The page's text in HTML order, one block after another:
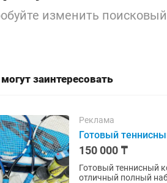
изменить
заинтересовать
Реклама
Готовый
150 000 ₸
Готовый теннисный
отличный полный